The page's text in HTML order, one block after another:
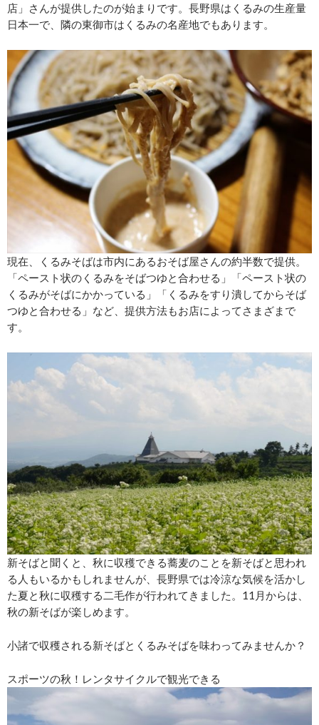
店」さんが提供したのが始まりです。長野県はくるみの生産量
日本一で、隣の東御市はくるみの名産地でもあります。
現在、くるみそばは市内にあるおそば屋さんの約半数で提供。
「ペースト状のくるみをそばつゆと合わせる」「ペースト状の
くるみがそばにかかっている」「くるみをすり潰してからそば
つゆと合わせる」など、提供方法もお店によってさまざまで
す。
新そばと聞くと、秋に収穫できる蕎麦のことを新そばと思われ
る人もいるかもしれませんが、長野県では冷涼な気候を活かし
た夏と秋に収穫する二毛作が行われてきました。11月からは、
秋の新そばが楽しめます。
小諸で収穫される新そばとくるみそばを味わってみませんか？
スポーツの秋！レンタサイクルで観光できる